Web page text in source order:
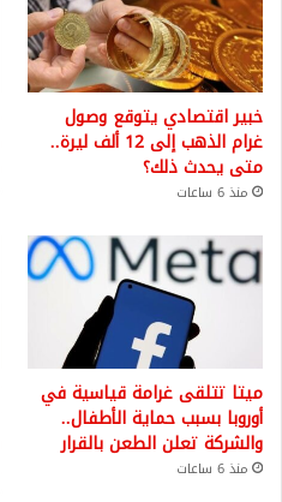
خبير اقتصادي يتوقع وصول
غرام الذهب إلى 12 ألف ليرة..
متى يحدث ذلك؟
منذ 6 ساعات
ميتا تتلقى غرامة قياسية في
أوروبا بسبب حماية الأطفال..
والشركة تعلن الطعن بالقرار
منذ 6 ساعات